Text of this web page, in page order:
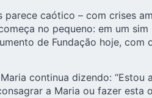
parece caótico – com crises
no pequeno: em um
de Fundação hoje,
continua dizendo:
a Maria ou fazer esta